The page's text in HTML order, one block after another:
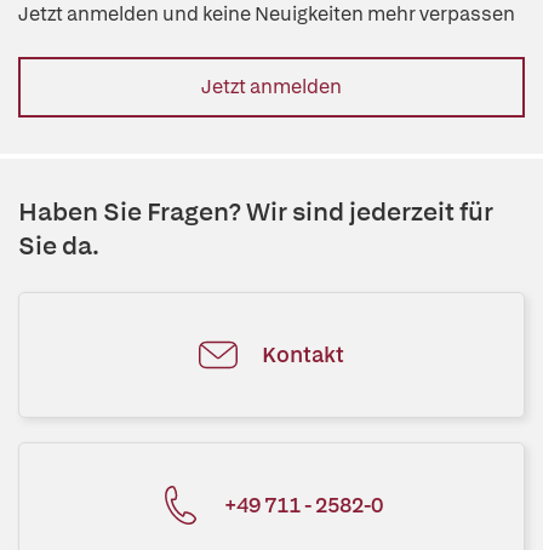
Jetzt anmelden und keine Neuigkeiten mehr verpassen
Jetzt anmelden
Haben Sie Fragen? Wir sind jederzeit für
Sie da.
Kontakt
+49 711 - 2582-0